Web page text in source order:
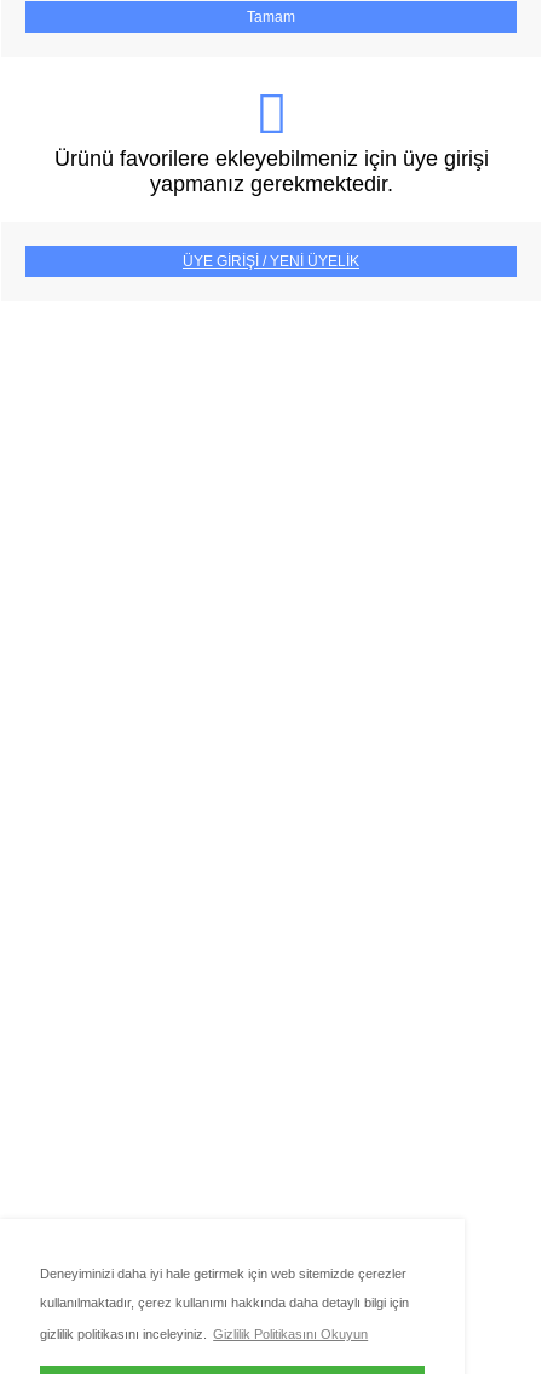
Deneyiminizi daha iyi hale getirmek için web sitemizde çerezler
kullanılmaktadır, çerez kullanımı hakkında daha detaylı bilgi için
gizlilik politikasını inceleyiniz. Gizlilik Politikasını Okuyun
Tamam
Ürünü favorilere ekleyebilmeniz için üye girişi
yapmanız gerekmektedir.
ÜYE GİRİŞİ / YENİ ÜYELİK